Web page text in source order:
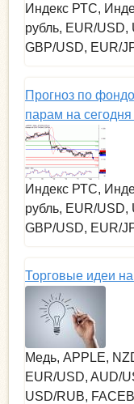
Индекс РТС,
рубль, EUR/USD,
GBP/USD, EUR/
Прогноз по
парам на
Индекс РТС,
рубль, EUR/USD,
GBP/USD, EUR/
Торговые идеи
Медь, APPLE,
EUR/USD, AUD/
USD/RUB,